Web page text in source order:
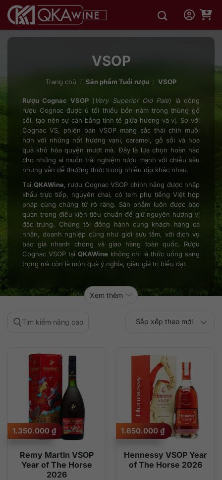
qua
dung
VSOP
Trang chủ / Sản phẩm Tuổi rượu / VSOP
Rượu Cognac VSOP( Very Superior Old Pale) là dòng
rượu Cognac được ủ tối thiểu bốn năm trong thùng gỗ
sồi, tạo nên sự cân bằng tinh tế giữa hương và vị. So với
Cognac VS, phiên bản VSOP mang sắc thái chín muồi
hơn với những nốt hương vani, caramel, gỗ sồi và hoa
quả khô hòa quyện mượt mà. Đây là lựa chọn hoàn hảo
cho những ai muốn trải nghiệm rượu mạnh với chiều sâu
nhưng vẫn dễ thưởng thức trong nhiều dịp khác nhau.
Tại QKAWine, rượu Cognac VSOP chính hãng được nhập
khẩu trực tiếp, nguyên chai, có tem phụ tiếng Việt hợp
pháp cùng chứng từ rõ ràng. Sản phẩm luôn được bảo
quản trong điều kiện tiêu chuẩn để giữ nguyên hương vị
đặc trưng. Chúng tôi đồng hành cùng khách hàng cá
nhân, doanh nghiệp cũng như giới sưu tầm, với dịch vụ
báo giá nhanh chóng và giao hàng toàn quốc. Rượu
Cognac VSOP tại QKAWine không chỉ là thức uống sang
trọng mà còn là món quà ý nghĩa, giàu giá trị biểu đạt.
Xem thêm
Tìm kiếm nâng cao Sắp xếp theo
độ phổ biến
Sắp xếp theo mới
thấp đến cao
cao đến thấp
Remy Martin VSOP
Year of The Horse
2026
1.350.000 ₫
Hennessy VSOP Year
of The Horse 2026
1.650.000 ₫